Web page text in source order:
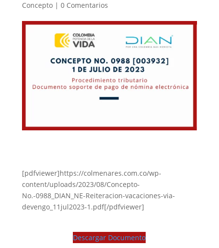
Concepto| 0 Comentarios
[pdfviewer]https://colmenares.com.co/wp-
content/uploads/2023/08/Concepto-
No.-0988_DIAN_NE-Reiteracion-vacaciones-via-
devengo_11jul2023-1.pdf[/pdfviewer]
Descargar Documento